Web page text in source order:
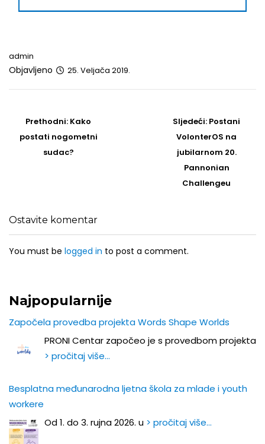
admin
Objavljeno 25. Veljača 2019.
navigation
Prethodni: Prethodni
post
Kako
postati nogometni
sudac?
Sljedeći: Sljedeći
Post
Postani
VolonterOS na
jubilarnom 20.
Pannonian
Challengeu
Ostavite komentar
You must be logged in to post a comment.
Najpopularnije
Započela provedba projekta Words Shape Worlds
PRONI Centar započeo je s provedbom projekta
> pročitaj više…
Besplatna međunarodna ljetna škola za mlade i youth
workere
Od 1. do 3. rujna 2026. u > pročitaj više…